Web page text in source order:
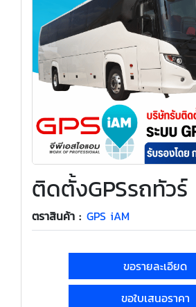
ติดตั้งGPSรถทัวร์
ตราสินค้า : GPS iAM
ขอรายละเอียด
ขอใบเสนอราคา